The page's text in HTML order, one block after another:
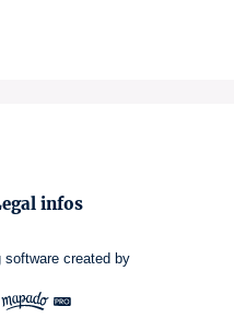
infos
software created by